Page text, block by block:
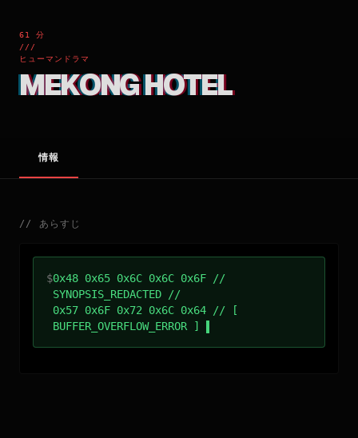
61 分
///
ヒューマンドラマ
MEKONG HOTEL
情報
// あらすじ
$0x48 0x65 0x6C 0x6C 0x6F //
SYNOPSIS_REDACTED //
0x57 0x6F 0x72 0x6C 0x64 // [
BUFFER_OVERFLOW_ERROR ]